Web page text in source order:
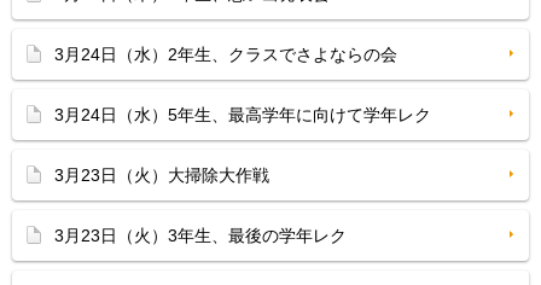
3月24日（水）2年生、クラスでさよならの会
3月24日（水）5年生、最高学年に向けて学年レク
3月23日（火）大掃除大作戦
3月23日（火）3年生、最後の学年レク